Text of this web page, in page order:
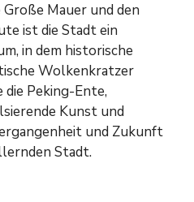
Mauer und den
ist die Stadt ein
in dem historische
Wolkenkratzer
die Peking-Ente,
Kunst und
und Zukunft
Stadt.